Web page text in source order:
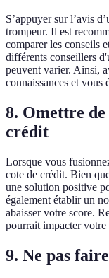
S’appuyer sur l’avis
trompeur. Il est
comparer les conseils
différents conseillers
peuvent varier. Ainsi,
connaissances et vous
8. Omettre
crédit
Lorsque vous
cote de crédit. Bien
une solution positive
également établir un
abaisser votre score.
pourrait impacter
9. Ne pas